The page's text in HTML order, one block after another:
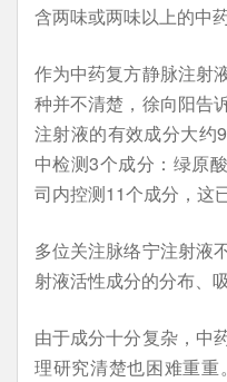
含两味或两味以上的中药
作为中药复方静脉注射
种并不清楚，徐向阳告
注射液的有效成分大约
中检测3个成分：绿原
司内控测11个成分，这
多位关注脉络宁注射液
射液活性成分的分布、
由于成分十分复杂，中
理研究清楚也困难重